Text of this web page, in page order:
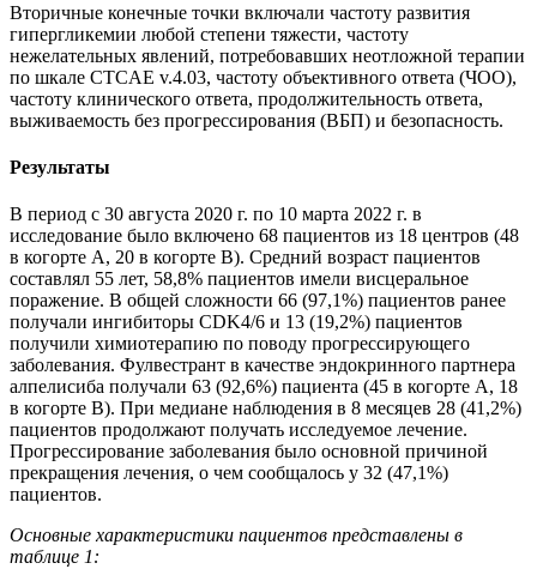
Вторичные конечные точки включали частоту развития
гипергликемии любой степени тяжести, частоту
нежелательных явлений, потребовавших неотложной терапии
по шкале CTCAE v.4.03, частоту объективного ответа (ЧОО),
частоту клинического ответа, продолжительность ответа,
выживаемость без прогрессирования (ВБП) и безопасность.
Результаты
В период с 30 августа 2020 г. по 10 марта 2022 г. в
исследование было включено 68 пациентов из 18 центров (48
в когорте A, 20 в когорте B). Средний возраст пациентов
составлял 55 лет, 58,8% пациентов имели висцеральное
поражение. В общей сложности 66 (97,1%) пациентов ранее
получали ингибиторы CDK4/6 и 13 (19,2%) пациентов
получили химиотерапию по поводу прогрессирующего
заболевания. Фулвестрант в качестве эндокринного партнера
алпелисиба получали 63 (92,6%) пациента (45 в когорте А, 18
в когорте В). При медиане наблюдения в 8 месяцев 28 (41,2%)
пациентов продолжают получать исследуемое лечение.
Прогрессирование заболевания было основной причиной
прекращения лечения, о чем сообщалось у 32 (47,1%)
пациентов.
Основные характеристики пациентов представлены в
таблице 1: